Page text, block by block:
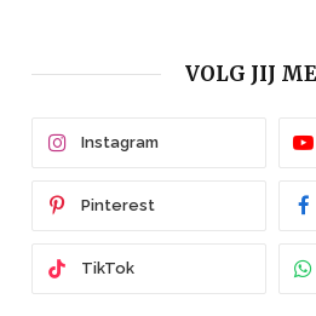
VOLG JIJ
Instagram
Pinterest
TikTok